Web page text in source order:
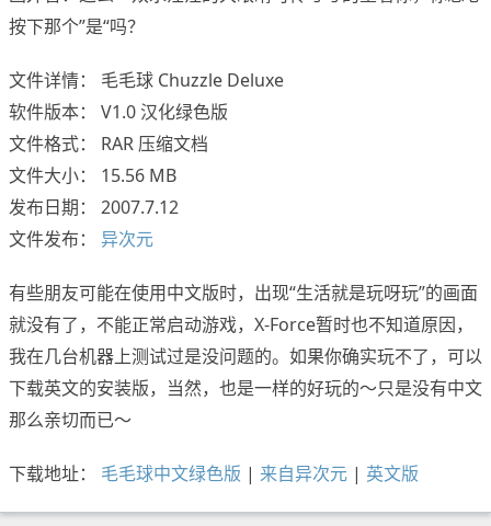
按下那个”是“吗？
文件详情： 毛毛球 Chuzzle Deluxe
软件版本： V1.0 汉化绿色版
文件格式： RAR 压缩文档
文件大小： 15.56 MB
发布日期： 2007.7.12
文件发布： 异次元
有些朋友可能在使用中文版时，出现“生活就是玩呀玩”的画面
就没有了，不能正常启动游戏，X-Force暂时也不知道原因，
我在几台机器上测试过是没问题的。如果你确实玩不了，可以
下载英文的安装版，当然，也是一样的好玩的～只是没有中文
那么亲切而已～
下载地址： 毛毛球中文绿色版 | 来自异次元 | 英文版